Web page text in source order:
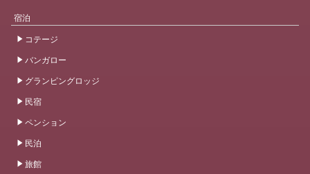
宿泊
コテージ
バンガロー
グランピングロッジ
民宿
ペンション
民泊
旅館